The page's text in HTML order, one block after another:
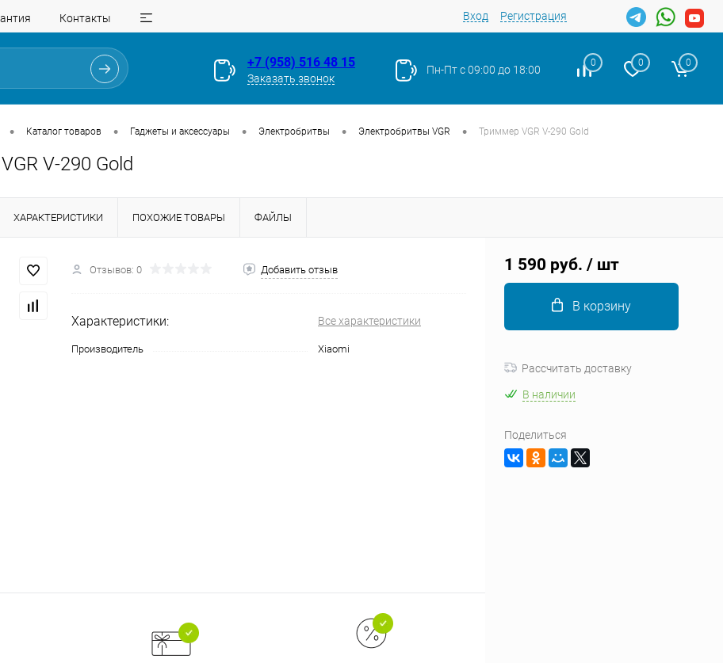
Контакты Вход Регистрация
+7 (958) 516 48 15
Заказать звонок
Пн-Пт с 09:00 до 18:00
0 0 0
• Каталог товаров • Гаджеты и аксессуары • Электробритвы • Электробритвы VGR • Триммер VGR V-290 Gold
V-290 Gold
ХАРАКТЕРИСТИКИ ПОХОЖИЕ ТОВАРЫ ФАЙЛЫ
Отзывов: 0 Добавить отзыв
Характеристики: Все характеристики
Производитель Xiaomi
1 590 руб. / шт
В корзину
Рассчитать доставку
В наличии
Поделиться
Для клиентов всех банков
Разбейте
Оплачивайте сегодня только
% картой любого банка